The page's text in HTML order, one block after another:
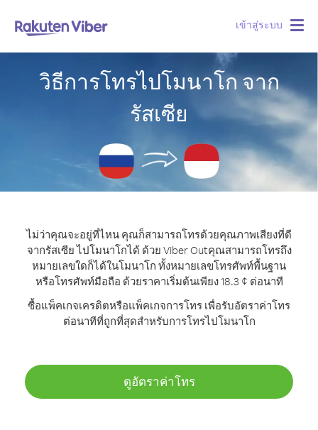
เข้าสู่ระบบ
วิธีการโทรไปโมนาโก จาก
รัสเซีย
ไม่ว่าคุณจะอยู่ที่ไหน คุณก็สามารถโทรด้วยคุณภาพเสียงที่ดี
จากรัสเซีย ไปโมนาโกได้ ด้วย Viber Outคุณสามารถโทรถึง
หมายเลขใดก็ได้ในโมนาโก ทั้งหมายเลขโทรศัพท์พื้นฐาน
หรือโทรศัพท์มือถือ ด้วยราคาเริ่มต้นเพียง 18.3 ¢ ต่อนาที
ซื้อแพ็คเกจเครดิตหรือแพ็คเกจการโทร เพื่อรับอัตราค่าโทร
ต่อนาทีที่ถูกที่สุดสำหรับการโทรไปโมนาโก
ดูอัตราค่าโทร